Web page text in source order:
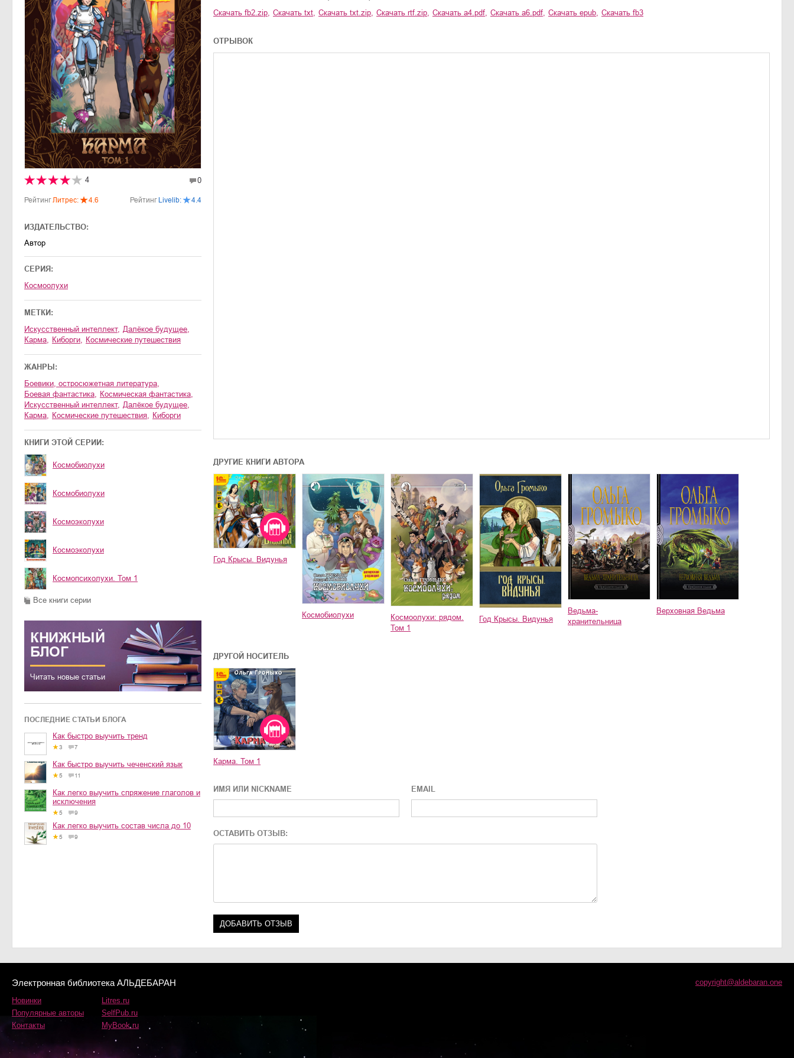
4 0
РейтингЛитрес: 4.6 Рейтинг Livelib: 4.4
ИЗДАТЕЛЬСТВО:
Автор
СЕРИЯ:
Космоолухи
МЕТКИ:
искусственный интеллект, далёкое будущее,
карма, киборги, космические путешествия
ЖАНРЫ:
боевики, остросюжетная литература,
боевая фантастика, космическая фантастика,
искусственный интеллект, далёкое будущее,
карма, космические путешествия, киборги
КНИГИ ЭТОЙ СЕРИИ:
Космобиолухи
Космобиолухи
Космоэколухи
Космоэколухи
Космопсихолухи. Том 1
Все книги серии
КНИЖНЫЙ
БЛОГ
Читать новые статьи
ПОСЛЕДНИЕ СТАТЬИ БЛОГА
Как быстро выучить тренд
3 7
Как быстро выучить чеченский язык
5 11
Как легко выучить спряжение глаголов и
исключения
5 9
Как легко выучить состав числа до 10
5 9
Скачать fb2.zip, Скачать txt, Скачать txt.zip, Скачать rtf.zip, Скачать a4.pdf, Скачать a6.pdf, Скачать epub, Скачать fb3
ОТРЫВОК
ДРУГИЕ КНИГИ АВТОРА
Год Крысы. Видунья
Космобиолухи
Космоолухи: рядом.
Том 1
Год Крысы. Видунья
Ведьма-
хранительница
Верховная Ведьма
ДРУГОЙ НОСИТЕЛЬ
Карма. Том 1
ИМЯ ИЛИ NICKNAME EMAIL
ОСТАВИТЬ ОТЗЫВ:
Электронная библиотека АЛЬДЕБАРАН
Новинки
Популярные авторы
Контакты
Litres.ru
SelfPub.ru
MyBook.ru
copyright@aldebaran.one